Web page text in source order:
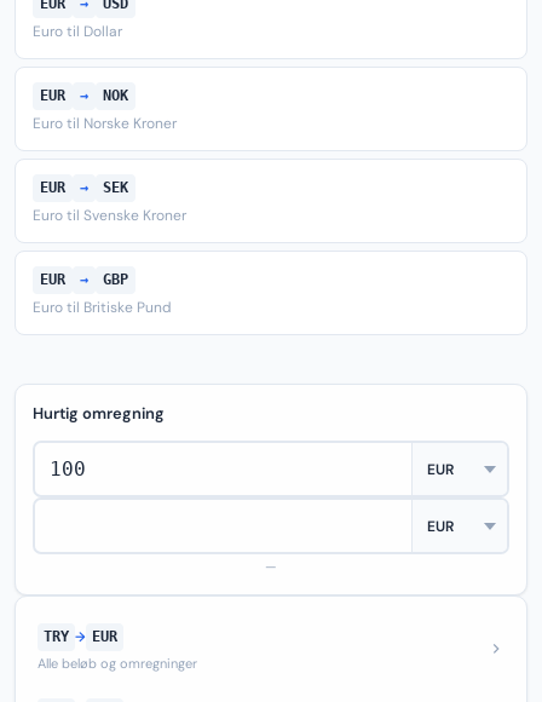
EUR → USD
Euro til Dollar
EUR → NOK
Euro til Norske Kroner
EUR → SEK
Euro til Svenske Kroner
EUR → GBP
Euro til Britiske Pund
Hurtig omregning
—
TRY → EUR
Alle beløb og omregninger